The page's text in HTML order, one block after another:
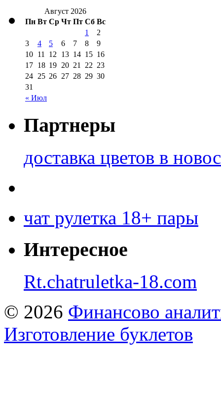
Август 2026
Пн Вт Ср Чт Пт Сб Вс
« Июл
1
2
3
4 5 6 7 8
9
10 11 12 13 14 15 16
17 18 19 20 21 22 23
24 25 26 27 28 29 30
31
Партнеры
доставка цветов в
чат рулетка 18+ пары
Интересное
Rt.chatruletka-18.com
© 2026 Финансово
Изготовление буклетов